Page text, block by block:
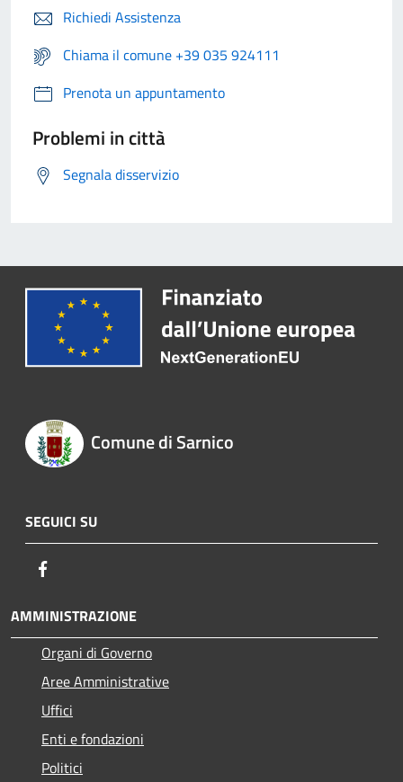
Richiedi Assistenza
Chiama il comune +39 035 924111
Prenota un appuntamento
Problemi in città
Segnala disservizio
Comune di Sarnico
SEGUICI SU
AMMINISTRAZIONE
Organi di Governo
Aree Amministrative
Uffici
Enti e fondazioni
Politici